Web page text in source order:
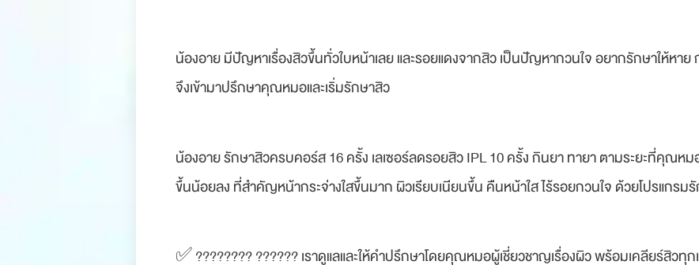
น้องอาย มีปัญหาเรื่องสิวขึ้นทั่วใบหน้าเลย และรอยแดงจากสิว เป็นปัญหากวนใจ อยากรักษาให้หา
จึงเข้ามาปรึกษาคุณหมอและเริ่มรักษาสิว
น้องอาย รักษาสิวครบคอร์ส 16 ครั้ง เลเซอร์ลดรอยสิว IPL 10 ครั้ง กินยา ทายา ตามระยะที่คุณหม
ขึ้นน้อยลง ที่สำคัญหน้ากระจ่างใสขึ้นมาก ผิวเรียบเนียนขึ้น คืนหน้าใส ไร้รอยกวนใจ ด้วยโปรแกรม
✅ ???????? ?????? เราดูแลและให้คำปรึกษาโดยคุณหมอผู้เชี่ยวชาญเรื่องผิว พร้อมเคลียร์สิวทุ